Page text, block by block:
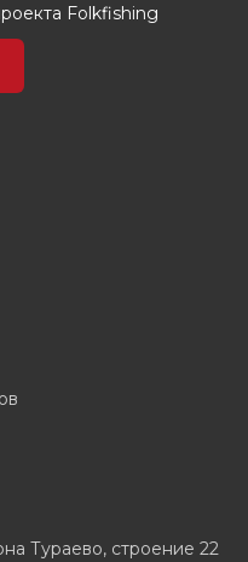
Folkfishing
Тураево, строение 22